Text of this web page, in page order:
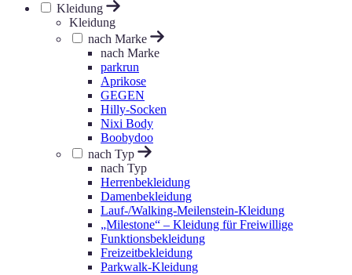
Kleidung
Kleidung
nach Marke
nach Marke
parkrun
Aprikose
GEGEN
Hilly-Socken
Nixi Body
Boobydoo
nach Typ
nach Typ
Herrenbekleidung
Damenbekleidung
Lauf-/Walking-Meilenstein-Kleidung
„Milestone“ – Kleidung für Freiwillige
Funktionsbekleidung
Freizeitbekleidung
Parkwalk-Kleidung